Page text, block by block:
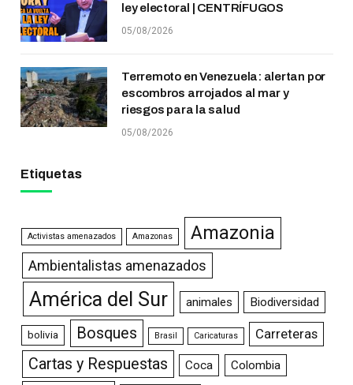
ley electoral | CENTRÍFUGOS
05/08/2026
Terremoto en Venezuela: alertan por
escombros arrojados al mar y
riesgos para la salud
05/08/2026
Etiquetas
Activistas amenazados Amazonas Amazonia
Ambientalistas amenazados
América del Sur animales Biodiversidad
bolivia Bosques Brasil Caricaturas Carreteras
Cartas y Respuestas Coca Colombia